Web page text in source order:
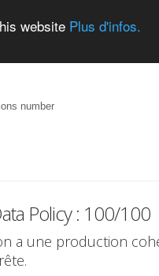
website Plus d'infos.
number
Policy : 100/100
a une production